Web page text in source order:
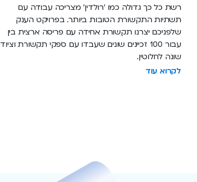
רשת כל כך גדולה כמו 'רולדין' מצריכה עבודה עם
תשתיות התקשורת הטובות ביותר. בפרויקט הענק
שלפניכם יצרנו תקשורת אחידה עם פריסה ארצית בין
עבור 100 זכיינים שונים שעבדו עם ספקי תקשורת וציוד
שונה לחלוטין.
לקרוא עוד